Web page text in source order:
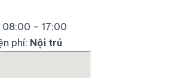
08:00 – 17:00
phí: Nội trú